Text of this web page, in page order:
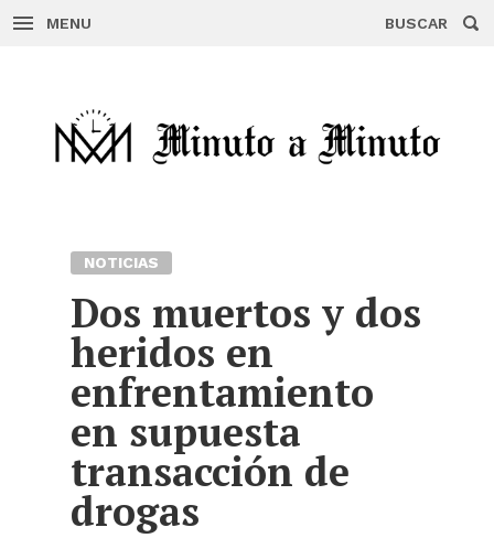
MENU BUSCAR
NOTICIAS
Dos muertos y dos
heridos en
enfrentamiento
en supuesta
transacción de
drogas